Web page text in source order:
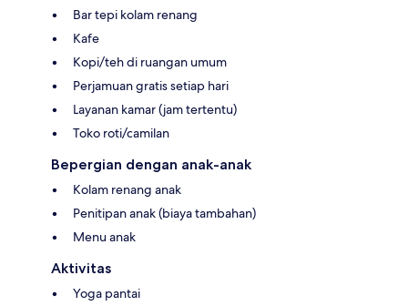
Bar tepi kolam renang
Kafe
Kopi/teh di ruangan umum
Perjamuan gratis setiap hari
Layanan kamar (jam tertentu)
Toko roti/camilan
Bepergian dengan anak-anak
Kolam renang anak
Penitipan anak (biaya tambahan)
Menu anak
Aktivitas
Yoga pantai